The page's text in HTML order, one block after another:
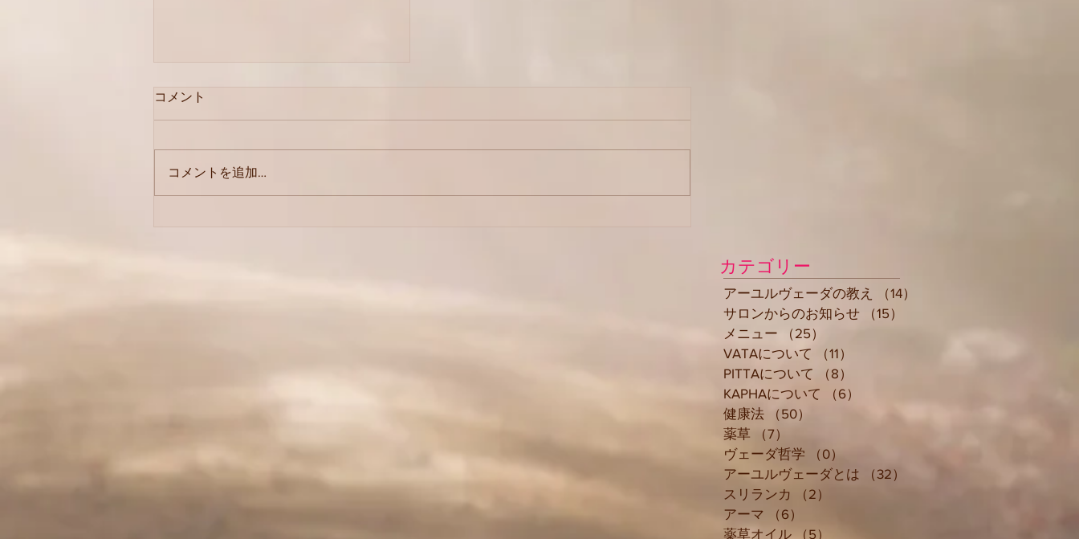
コメント
コメントを追加…
カテゴリー
アーユルヴェーダの教え （14）
サロンからのお知らせ
（15）
メニュー
（25）
VATAについて
（11）
PITTAについて
（8）
KAPHAについて
（6）
健康法
（50）
薬草
（7）
ヴェーダ哲学
（0）
アーユルヴェーダとは
（32）
スリランカ
（2）
アーマ
（6）
薬草オイル
（5）